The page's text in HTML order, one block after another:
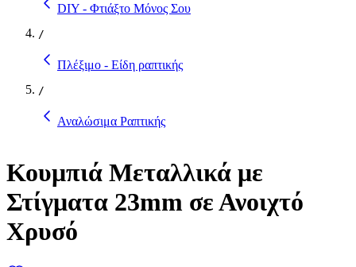
DIY - Φτιάξτο Μόνος Σου
/
Πλέξιμο - Είδη ραπτικής
/
Αναλώσιμα Ραπτικής
Κουμπιά Μεταλλικά με
Στίγματα 23mm σε Ανοιχτό
Χρυσό